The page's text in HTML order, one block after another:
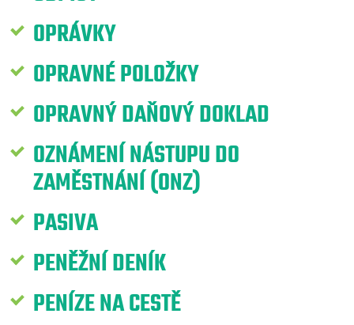
OPRÁVKY
OPRAVNÉ POLOŽKY
OPRAVNÝ DAŇOVÝ DOKLAD
OZNÁMENÍ NÁSTUPU DO
ZAMĚSTNÁNÍ (ONZ)
PASIVA
PENĚŽNÍ DENÍK
PENÍZE NA CESTĚ